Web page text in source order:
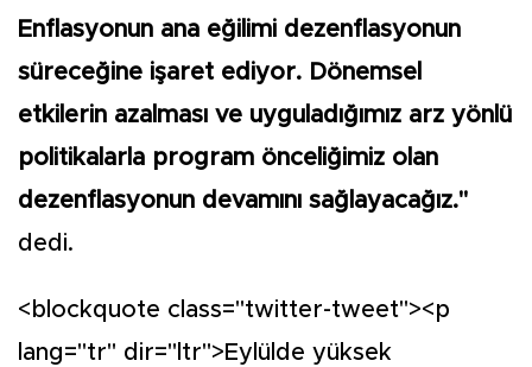
Enflasyonun ana eğilimi dezenflasyonun
süreceğine işaret ediyor. Dönemsel
etkilerin azalması ve uyguladığımız arz yönlü
politikalarla program önceliğimiz olan
dezenflasyonun devamını sağlayacağız."
dedi.
<blockquote class="twitter-tweet"><p
lang="tr" dir="ltr">Eylülde yüksek